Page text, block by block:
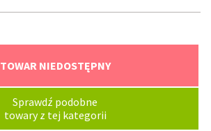
TOWAR NIEDOSTĘPNY
Sprawdź podobne
towary z tej kategorii